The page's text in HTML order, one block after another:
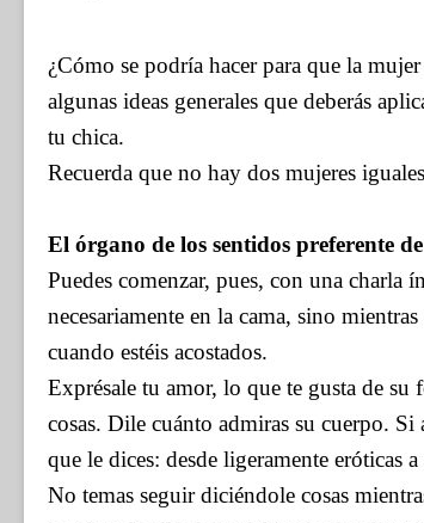
¿Cómo se podría hacer para que la
algunas ideas generales que deberás
tu chica.
Recuerda que no hay dos mujeres
El órgano de los sentidos preferente
Puedes comenzar, pues, con una charla
necesariamente en la cama, sino
cuando estéis acostados.
Exprésale tu amor, lo que te gusta de su
cosas. Dile cuánto admiras su cuerpo. Si
que le dices: desde ligeramente eróticas
No temas seguir diciéndole cosas